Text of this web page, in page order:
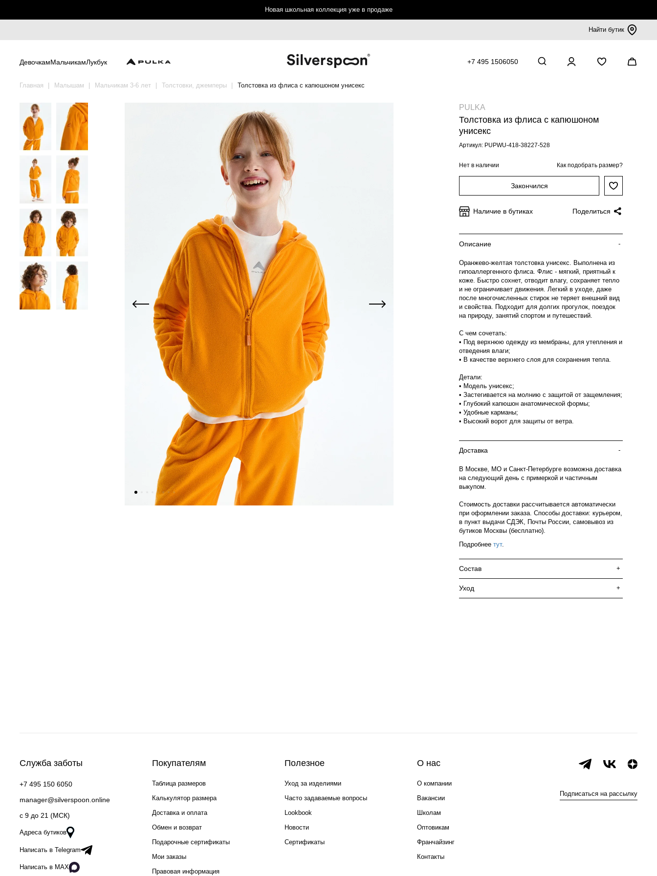
Новая школьная коллекция уже в продаже
Найти бутик
ДевочкамМальчикамЛукбук +7 495 1506050
Главная Малышам Мальчикам 3-6 лет Толстовки, джемперы Толстовка из флиса с капюшоном унисекс
PULKA
Толстовка из флиса с капюшоном
унисекс
Артикул: PUPWU-418-38227-528
Нет в наличии Как подобрать размер?
Закончился
Наличие в бутиках Поделиться
Описание -
Оранжево-желтая толстовка унисекс. Выполнена из
гипоаллергенного флиса. Флис - мягкий, приятный к
коже. Быстро сохнет, отводит влагу, сохраняет тепло
и не ограничивает движения. Легкий в уходе, даже
после многочисленных стирок не теряет внешний вид
и свойства. Подходит для долгих прогулок, поездок
на природу, занятий спортом и путешествий.
С чем сочетать:
• Под верхнюю одежду из мембраны, для утепления и
отведения влаги;
• В качестве верхнего слоя для сохранения тепла.
Детали:
• Модель унисекс;
• Застегивается на молнию с защитой от защемления;
• Глубокий капюшон анатомической формы;
• Удобные карманы;
• Высокий ворот для защиты от ветра.
Доставка -
В Москве, МО и Санкт-Петербурге возможна доставка
на следующий день с примеркой и частичным
выкупом.
Стоимость доставки рассчитывается автоматически
при оформлении заказа. Способы доставки: курьером,
в пункт выдачи СДЭК, Почты России, самовывоз из
бутиков Москвы (бесплатно).
Подробнее тут.
Состав +
Уход +
Служба заботы
+7 495 150 6050
manager@silverspoon.online
c 9 до 21 (МСК)
Адреса бутиков
Написать в Telegram
Написать в MAX
Покупателям
Таблица размеров
Калькулятор размера
Доставка и оплата
Обмен и возврат
Подарочные сертификаты
Мои заказы
Правовая информация
Полезное
Уход за изделиями
Часто задаваемые вопросы
Lookbook
Новости
Сертификаты
О нас
О компании
Вакансии
Школам
Оптовикам
Франчайзинг
Контакты
Подписаться на рассылку